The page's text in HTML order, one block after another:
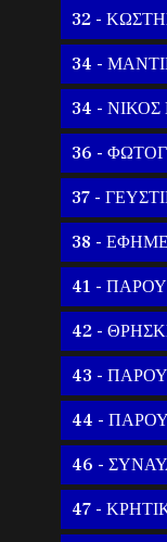
32 -
34 -
34 -
36 -
37 -
38 -
41 -
42 -
43 -
44 -
46 -
47 -